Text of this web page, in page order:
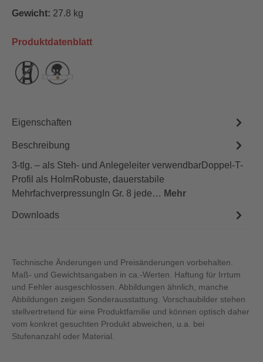
Gewicht: 27.8 kg
Produktdatenblatt
Eigenschaften
Beschreibung
3-tlg. – als Steh- und Anlegeleiter verwendbarDoppel-T-
Profil als HolmRobuste, dauerstabile
MehrfachverpressungIn Gr. 8 jede… Mehr
Downloads
Technische Änderungen und Preisänderungen vorbehalten.
Maß- und Gewichtsangaben in ca.-Werten. Haftung für Irrtum
und Fehler ausgeschlossen. Abbildungen ähnlich, manche
Abbildungen zeigen Sonderausstattung. Vorschaubilder stehen
stellvertretend für eine Produktfamilie und können optisch daher
vom konkret gesuchten Produkt abweichen, u.a. bei
Stufenanzahl oder Material.